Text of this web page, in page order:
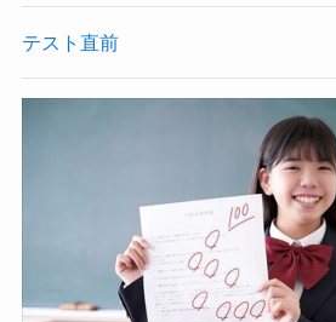
テスト直前